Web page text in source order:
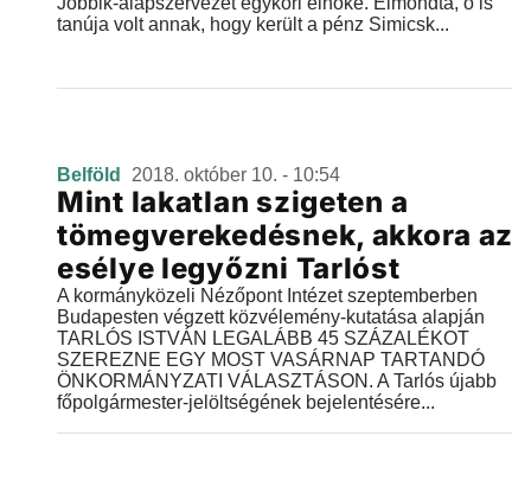
tanúja volt annak, hogy került a pénz Simicsk...
Belföld 2018. október 10. - 10:54
Mint lakatlan szigeten a
tömegverekedésnek, akkora az
esélye legyőzni Tarlóst
A kormányközeli Nézőpont Intézet szeptemberben
Budapesten végzett közvélemény-kutatása alapján
TARLÓS ISTVÁN LEGALÁBB 45 SZÁZALÉKOT
SZEREZNE EGY MOST VASÁRNAP TARTANDÓ
ÖNKORMÁNYZATI VÁLASZTÁSON. A Tarlós újabb
főpolgármester-jelöltségének bejelentésére...